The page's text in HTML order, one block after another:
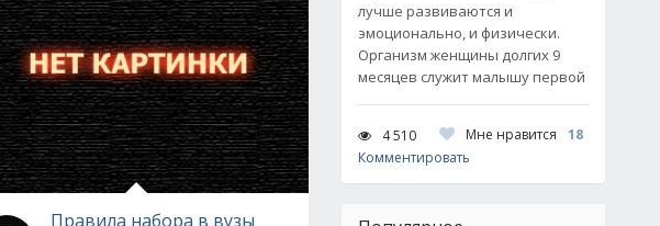
Правила набора в вузы
лучше развиваются и
эмоционально, и физически.
Организм женщины долгих 9
месяцев служит малышу первой
4 510 Мне нравится
18
Комментировать